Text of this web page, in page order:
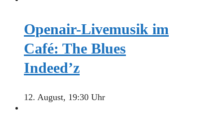
Openair-Livemusik im
Café: The Blues
Indeed’z
12. August, 19:30 Uhr